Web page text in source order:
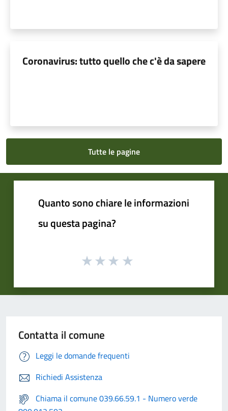
Coronavirus: tutto quello che c'è da sapere
Tutte le pagine
Quanto sono chiare le informazioni
su questa pagina?
Contatta il comune
Leggi le domande frequenti
Richiedi Assistenza
Chiama il comune 039.66.59.1 - Numero verde